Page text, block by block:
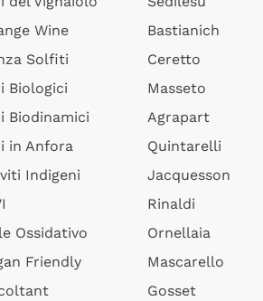
Wine
Solfiti
Biologici
Biodinamici
in Anfora
Indigeni
Ossidativo
Friendly
Bastianich
Ceretto
Masseto
Agrapart
Quintarelli
Jacquesson
Rinaldi
Ornellaia
Mascarello
Gosset